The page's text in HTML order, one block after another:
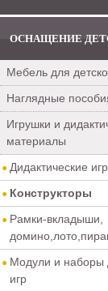
ОСНАЩЕНИЕ
Мебель для
Наглядные
Игрушки и
материалы
Дидактические
Конструкторы
Рамки-вкладыши,
Модули и наборы
игр